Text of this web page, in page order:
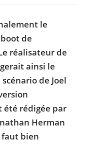
le
de
réalisateur de
ainsi le
de Joel
été rédigée par
Herman
bien